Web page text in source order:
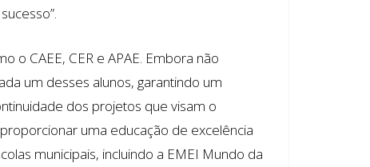
o CAEE, CER e APAE. Embora não
um desses alunos, garantindo um
dos projetos que visam o
uma educação de excelência
municipais, incluindo a EMEI Mundo da